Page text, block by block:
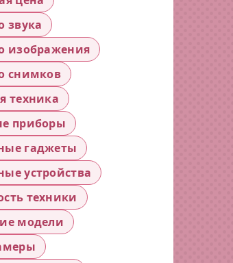
звука
изображения
снимков
техника
приборы
гаджеты
устройства
техники
модели